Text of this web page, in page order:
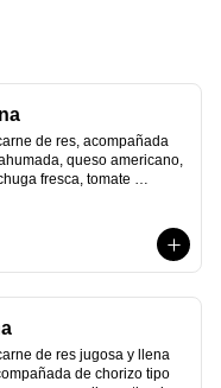
de res, acompañada
queso americano,
fresca, tomate
pan artesanal. ¡Un viaje
estadounidense con
de res jugosa y llena
de chorizo tipo